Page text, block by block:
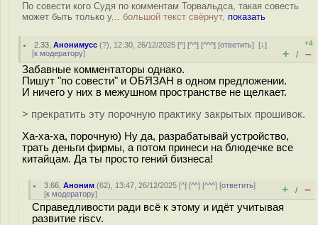
По совести кого Судя по комментам Торвальдса, такая совесть
может быть только у... большой текст свёрнут, показать
2.33 ,Анонимусс (?), 12:30, 26/12/2025 [^] [^^] [^^^] [ответить][↓]
[к модератору]
+4
+ / –
Забавные комментаторы однако.
Пишут "по совести" и ОБЯЗАН в одном предложении.
И ничего у них в межушном пространстве не щелкает.
> прекратить эту порочную практику закрытых прошивок.
Ха-ха-ха, порочную) Ну да, разрабатывай устройство,
трать деньги фирмы, а потом принеси на блюдечке все
китайцам. Да ты просто гений бизнеса!
3.66 ,Аноним (62), 13:47, 26/12/2025 [^] [^^] [^^^] [ответить]
[к модератору] + / –
Справедливости ради всё к этому и идёт учитывая
развитие riscv.